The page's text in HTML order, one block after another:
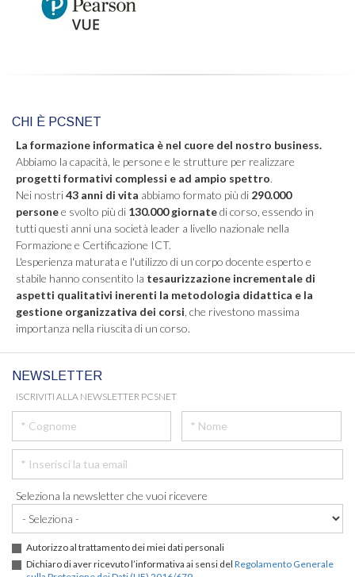
CHI È PCSNET
La formazione informatica è nel cuore del nostro business.
Abbiamo la capacità, le persone e le strutture per realizzare
progetti formativi complessi e ad ampio spettro.
Nei nostri43 anni di vita abbiamo formato più di 290.000
personee svolto più di 130.000 giornatedi corso, essendo in
tutti questi anni una società leader a livello nazionale nella
Formazione e Certificazione ICT.
L'esperienza maturata e l'utilizzo di un corpo docente esperto e
stabile hanno consentito la tesaurizzazione incrementale di
aspetti qualitativi inerenti la metodologia didattica e la
gestione organizzativa dei corsi , che rivestono massima
importanza nella riuscita di un corso.
NEWSLETTER
ISCRIVITI ALLA NEWSLETTER PCSNET
Seleziona la newsletter che vuoi ricevere
Autorizzo al trattamento dei miei dati personali
Dichiaro di aver ricevuto l’informativa ai sensi del Regolamento Generale